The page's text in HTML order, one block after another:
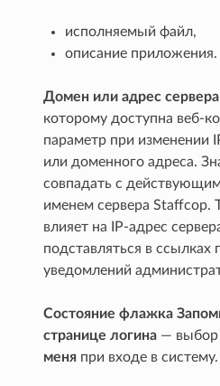
исполняемый файл,
описание приложения.
Домен или адрес сервера
которому доступна веб-
параметр при изменении
или доменного адреса.
совпадать с
именем сервера Staffcop.
влияет на IP-адрес
подставляться в ссылках
уведомлений
Состояние флажка
странице логина —
меня при входе в систему.